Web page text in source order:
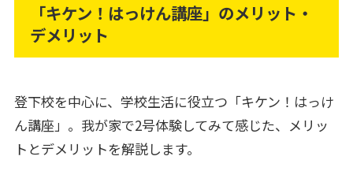
「キケン！はっけん講座」のメリット・
デメリット
登下校を中心に、学校生活に役立つ「キケン！はっけ
ん講座」。我が家で2号体験してみて感じた、メリッ
トとデメリットを解説します。